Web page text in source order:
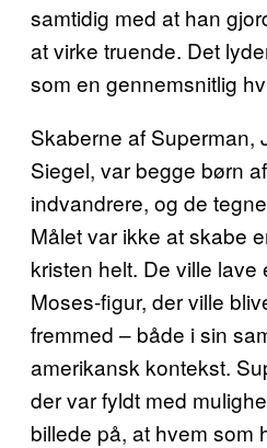
samtidig med at han
at virke truende. Det
som en gennemsnitlig
Skaberne af Superman,
Siegel, var begge børn
indvandrere, og de
Målet var ikke at skabe
kristen helt. De ville lave
Moses-figur, der ville
fremmed – både i sin
amerikansk kontekst.
der var fyldt med
billede på, at hvem som